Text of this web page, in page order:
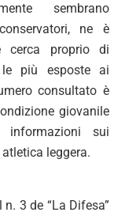
sembrano
ne è
cerca proprio di
le più esposte ai
consultato è
giovanile
sui
leggera.
3 de “La Difesa”